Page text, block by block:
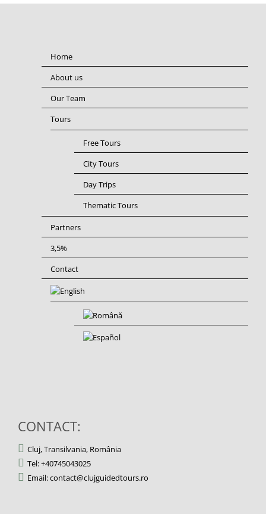
Home
About us
Our Team
Tours
Free Tours
City Tours
Day Trips
Thematic Tours
Partners
3,5%
Contact
CONTACT:
Cluj, Transilvania, România
Tel: +40745043025
Email: contact@clujguidedtours.ro